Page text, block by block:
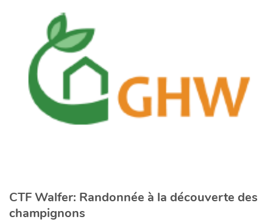
CTF Walfer: Randonnée à la découverte des
champignons